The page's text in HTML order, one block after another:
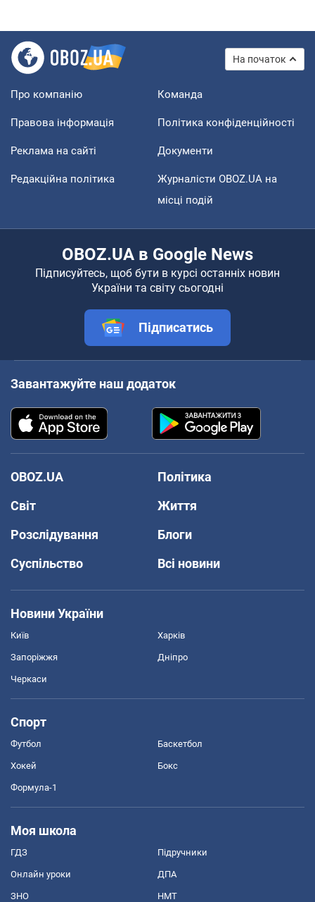
На початок
Про компанію Команда
Правова інформація Політика конфіденційності
Реклама на сайті Документи
Редакційна політика
Журналісти OBOZ.UA на
місці подій
OBOZ.UA в Google News
Підписуйтесь, щоб бути в курсі останніх новин
України та світу сьогодні
Підписатись
Завантажуйте наш додаток
OBOZ.UA
Політика
Світ
Життя
Розслідування
Блоги
Суспільство
Всі новини
Новини України
Київ Харків
Запоріжжя Дніпро
Черкаси
Спорт
Футбол Баскетбол
Хокей Бокс
Формула-1
Моя школа
ГДЗ Підручники
Онлайн уроки ДПА
ЗНО НМТ